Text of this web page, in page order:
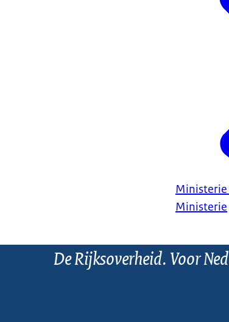
Ministerie
Ministerie
De Rijksoverheid. Voor